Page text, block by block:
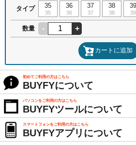
タイプ 35
35
36
36
37
37
38
38
39
39
数量 - +
カートに追加
初めてご利用の方はこちら
BUYFYについて
パソコンをご利用の方はこちら
BUYFYツールについて
スマートフォンをご利用の方はこちら
BUYFYアプリについて